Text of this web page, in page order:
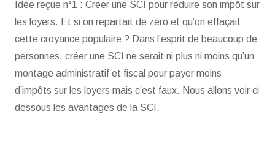
Idée reçue n°1 : Créer une SCI pour réduire son impôt sur
les loyers. Et si on repartait de zéro et qu’on effaçait
cette croyance populaire ? Dans l’esprit de beaucoup de
personnes, créer une SCI ne serait ni plus ni moins qu’un
montage administratif et fiscal pour payer moins
d’impôts sur les loyers mais c’est faux. Nous allons voir ci
dessous les avantages de la SCI.